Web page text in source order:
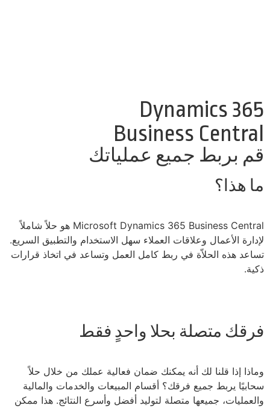
Dynamics 365
Business Central
قم بربط جميع عملياتك
ما هذا؟
Microsoft Dynamics 365 Business Central هو حلاً شاملاً
لإدارة الأعمال وعلاقات العملاء سهل الاستخدام والتطبيق السريع.
تساعد هذه الحلاّة في ربط كامل العمل وتساعد في اتخاذ قرارات
ذكية.
فرقك متصلة بحلا واحدٍ فقط
وماذا إذا قلنا لك أنه يمكنك ضمان فعالية عملك من خلال حلاً
سحابيًا يربط جميع فرقك؟ أقسام المبيعات والخدمات والمالية
والعمليات، جميعها متصلة لتوليد أفضل وأسرع النتائج. هذا ممكن